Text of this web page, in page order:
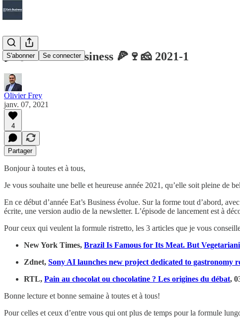
S'abonner Se connecter
🌾🍇🐄 Eat's business 🍕🍷🧀 2021-1
Olivier Frey
janv. 07, 2021
4
Partager
Bonjour à toutes et à tous,
Je vous souhaite une belle et heureuse année 2021, qu’elle soit pleine de
En ce début d’année Eat’s Business évolue. Sur la forme tout d’abord,
écrite, une version audio de la newsletter. L’épisode de lancement est à
Pour ceux qui veulent la formule ristretto, les 3 articles que je vous
New York Times, Brazil Is Famous for Its Meat. But
Zdnet, Sony AI launches new project dedicated to gastronomy
RTL, Pain au chocolat ou chocolatine ? Les origines du débat,
Bonne lecture et bonne semaine à toutes et à tous!
Pour celles et ceux d’entre vous qui ont plus de temps pour la formule